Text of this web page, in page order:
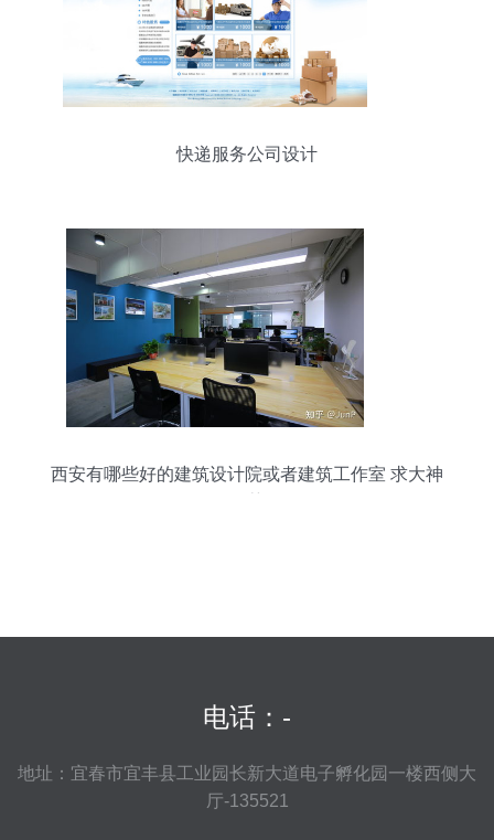
快递服务公司设计
西安有哪些好的建筑设计院或者建筑工作室 求大神
电话：-
地址：宜春市宜丰县工业园长新大道电子孵化园一楼西侧大
厅-135521